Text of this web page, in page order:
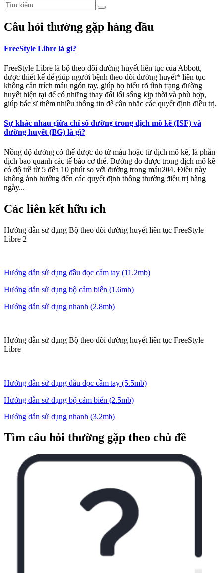
Câu hỏi thường gặp hàng đầu
FreeStyle Libre là gì?
FreeStyle Libre là bộ theo dõi đường huyết liên tục của Abbott,
được thiết kế để giúp người bệnh theo dõi đường huyết* liên tục
không cần trích máu ngón tay, giúp họ hiểu rõ tình trạng đường
huyết hiện tại để có những thay đổi lối sống kịp thời và phù hợp,
giúp bác sĩ thêm nhiều thông tin để cân nhắc các quyết định điều trị.
Sự khác nhau giữa chỉ số đường trong dịch mô kẽ (ISF) và
đường huyết (BG) là gì?
Nồng độ đường có thể được đo từ máu hoặc từ dịch mô kẽ, là phần
dịch bao quanh các tế bào cơ thể. Đường đo được trong dịch mô kẽ
có độ trễ từ 5 đến 10 phút so với đường trong máu204. Điều này
không ảnh hưởng đến các quyết định thông thường điều trị hàng
ngày...
Các liên kết hữu ích
Hướng dẫn sử dụng Bộ theo dõi đường huyết liên tục FreeStyle
Libre 2
Hướng dẫn sử dụng đầu đọc cầm tay (11.2mb)
Hướng dẫn sử dụng bộ cảm biến (1.6mb)
Hướng dẫn sử dụng nhanh (2.8mb)
Hướng dẫn sử dụng Bộ theo dõi đường huyết liên tục FreeStyle
Libre
Hướng dẫn sử dụng đầu đọc cầm tay (5.5mb)
Hướng dẫn sử dụng bộ cảm biến (2.5mb)
Hướng dẫn sử dụng nhanh (3.2mb)
Tìm câu hỏi thường gặp theo chủ đề